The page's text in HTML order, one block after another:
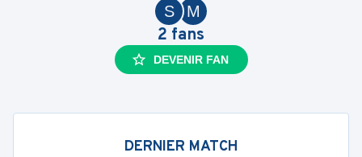
M
S
2 fans
DEVENIR FAN
DERNIER MATCH